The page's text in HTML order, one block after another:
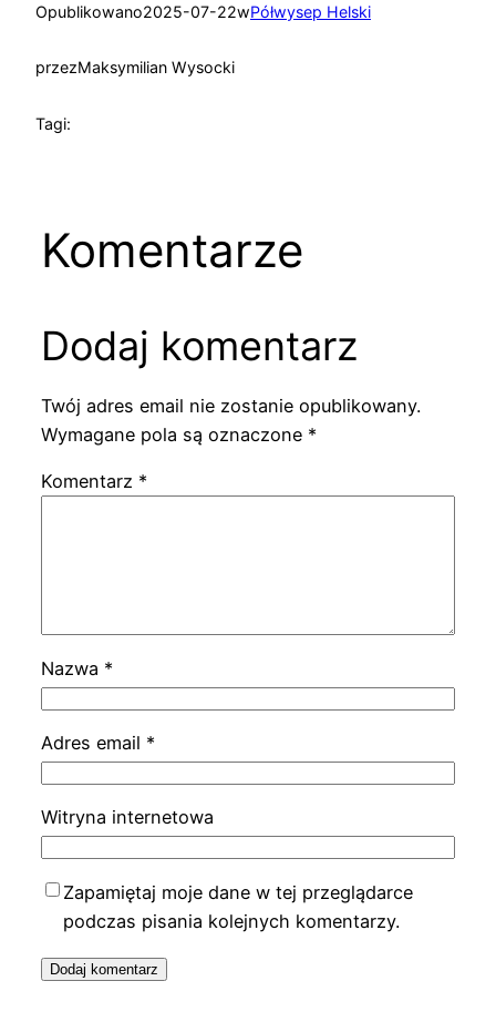
Opublikowano2025-07-22wPółwysep Helski
przezMaksymilian Wysocki
Tagi:
Komentarze
Dodaj komentarz
Twój adres email nie zostanie opublikowany.
Wymagane pola są oznaczone *
Komentarz *
Nazwa *
Adres email *
Witryna internetowa
Zapamiętaj moje dane w tej przeglądarce
podczas pisania kolejnych komentarzy.